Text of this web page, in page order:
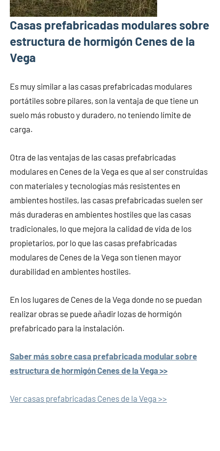
Casas prefabricadas modulares sobre
estructura de hormigón Cenes de la
Vega
Es muy similar a las casas prefabricadas modulares
portátiles sobre pilares, son la ventaja de que tiene un
suelo más robusto y duradero, no teniendo límite de
carga.
Otra de las ventajas de las casas prefabricadas
modulares en Cenes de la Vega es que al ser construidas
con materiales y tecnologías más resistentes en
ambientes hostiles, las casas prefabricadas suelen ser
más duraderas en ambientes hostiles que las casas
tradicionales, lo que mejora la calidad de vida de los
propietarios, por lo que las casas prefabricadas
modulares de Cenes de la Vega son tienen mayor
durabilidad en ambientes hostiles.
En los lugares de Cenes de la Vega donde no se puedan
realizar obras se puede añadir lozas de hormigón
prefabricado para la instalación.
Saber más sobre casa prefabricada modular sobre
estructura de hormigón Cenes de la Vega >>
Ver casas prefabricadas Cenes de la Vega >>